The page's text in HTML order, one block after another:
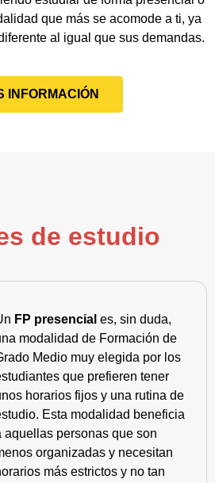
que más se acomode a ti, ya
al igual que sus demandas.
INFORMACIÓN
de estudio
FP presencial es, sin duda,
modalidad de Formación de
Medio muy elegida por los
que prefieren tener
horarios fijos y una rutina de
Esta modalidad beneficia
aquellas personas que son
organizadas y necesitan
más estrictos y no tan